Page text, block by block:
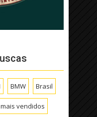
BMW Brasil
vendidos